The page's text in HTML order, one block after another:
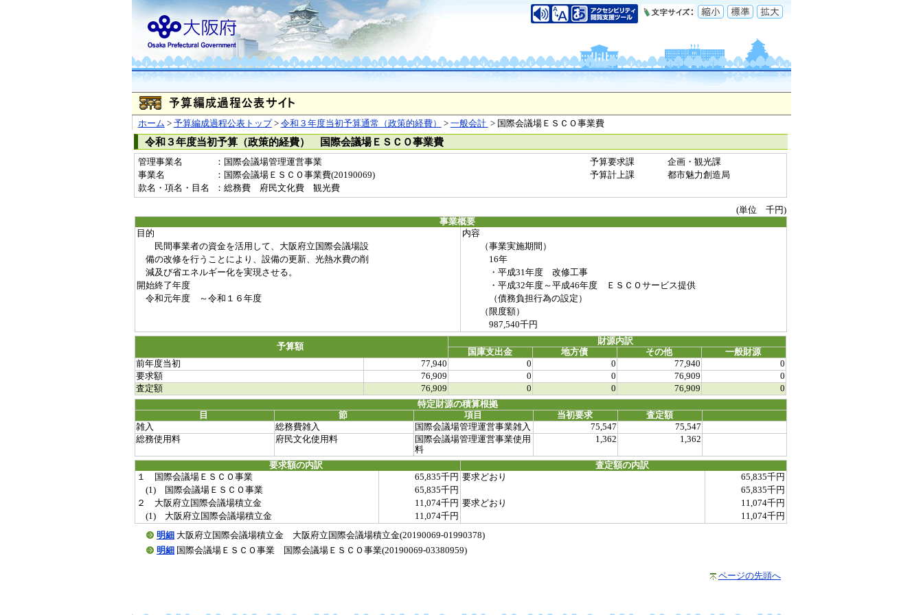
ホーム > 予算編成過程公表トップ> 令和３年度当初予算通常（政策的経費） > 一般会計 > 国際会議場ＥＳＣＯ事業費
令和３年度当初予算（政策的経費） 国際会議場ＥＳＣＯ事業費
管理事業名 ：国際会議場管理運営事業 予算要求課
企画・観光課
事業名
：国際会議場ＥＳＣＯ事業費(20190069) 予算計上課
都市魅力創造局
款名・項名・目名
：総務費 府民文化費 観光費
(単位 千円)
事業概要
目的
内容
民間事業者の資金を活用して、大阪府立国際会議場設
（事業実施期間）
備の改修を行うことにより、設備の更新、光熱水費の削
16年
減及び省エネルギー化を実現させる。
・平成31年度 改修工事
開始終了年度
・平成32年度～平成46年度 ＥＳＣＯサービス提供
令和元年度 ～令和１６年度
（債務負担行為の設定）
（限度額）
987,540千円
予算額
財源内訳
国庫支出金
地方債 その他
一般財源
前年度当初
77,940 0 0 77,940
0
要求額
76,909 0 0 76,909
0
査定額
76,909 0 0 76,909
0
特定財源の積算根拠
目
節 項目 当初要求
査定額
雑入
総務費雑入 国際会議場管理運営事業雑入 75,547
75,547
総務使用料
府民文化使用料
国際会議場管理運営事業使用
料
1,362 1,362
要求額の内訳
査定額の内訳
１ 国際会議場ＥＳＣＯ事業
65,835千円 要求どおり
65,835千円
(1) 国際会議場ＥＳＣＯ事業
65,835千円
65,835千円
２ 大阪府立国際会議場積立金
11,074千円 要求どおり
11,074千円
(1) 大阪府立国際会議場積立金
11,074千円
11,074千円
明細 大阪府立国際会議場積立金 大阪府立国際会議場積立金(20190069-01990378)
明細 国際会議場ＥＳＣＯ事業 国際会議場ＥＳＣＯ事業(20190069-03380959)
ページの先頭へ